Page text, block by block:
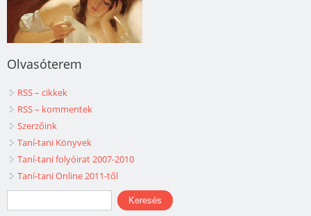
Olvasóterem
RSS – cikkek
RSS – kommentek
Szerzőink
Taní-tani Könyvek
Taní-tani folyóirat 2007-2010
Taní-tani Online 2011-től
Keresés űrlap
Keresés